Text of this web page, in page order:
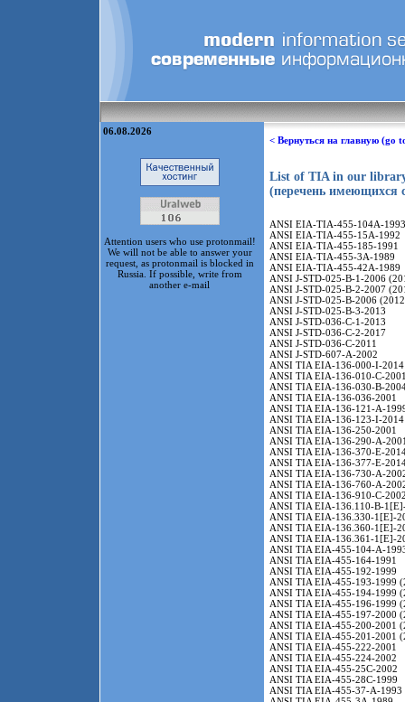
06.08.2026
Attention users who use protonmail!
We will not be able to answer your
request, as protonmail is blocked in
Russia. If possible, write from
another e-mail
< Вернуться на главную (go
List of TIA in our
(перечень имеющихся
ANSI EIA-TIA-455-104A-
ANSI EIA-TIA-455-15A-1992
ANSI EIA-TIA-455-185-1991
ANSI EIA-TIA-455-3A-1989
ANSI EIA-TIA-455-42A-1989
ANSI J-STD-025-B-1-2006
ANSI J-STD-025-B-2-2007
ANSI J-STD-025-B-2006
ANSI J-STD-025-B-3-2013
ANSI J-STD-036-C-1-2013
ANSI J-STD-036-C-2-2017
ANSI J-STD-036-C-2011
ANSI J-STD-607-A-2002
ANSI TIA EIA-136-000-I-
ANSI TIA EIA-136-010-C-
ANSI TIA EIA-136-030-B-
ANSI TIA EIA-136-036-2001
ANSI TIA EIA-136-121-A-
ANSI TIA EIA-136-123-I-2014
ANSI TIA EIA-136-250-2001
ANSI TIA EIA-136-290-A-
ANSI TIA EIA-136-370-E-
ANSI TIA EIA-136-377-E-
ANSI TIA EIA-136-730-A-
ANSI TIA EIA-136-760-A-
ANSI TIA EIA-136-910-C-
ANSI TIA EIA-136.110-B-
ANSI TIA EIA-136.330-1[E]-
ANSI TIA EIA-136.360-1[E]-
ANSI TIA EIA-136.361-1[E]-
ANSI TIA EIA-455-104-A-
ANSI TIA EIA-455-164-1991
ANSI TIA EIA-455-192-1999
ANSI TIA EIA-455-193-1999
ANSI TIA EIA-455-194-1999
ANSI TIA EIA-455-196-1999
ANSI TIA EIA-455-197-2000
ANSI TIA EIA-455-200-2001
ANSI TIA EIA-455-201-2001
ANSI TIA EIA-455-222-2001
ANSI TIA EIA-455-224-2002
ANSI TIA EIA-455-25C-2002
ANSI TIA EIA-455-28С-1999
ANSI TIA EIA-455-37-A-1993